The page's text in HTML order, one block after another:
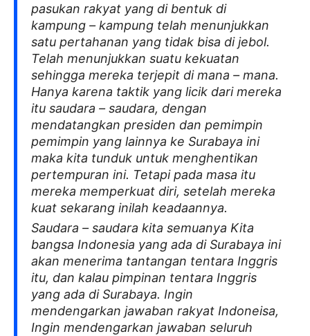
pasukan rakyat yang di bentuk di
kampung – kampung telah menunjukkan
satu pertahanan yang tidak bisa di jebol.
Telah menunjukkan suatu kekuatan
sehingga mereka terjepit di mana – mana.
Hanya karena taktik yang licik dari mereka
itu saudara – saudara, dengan
mendatangkan presiden dan pemimpin
pemimpin yang lainnya ke Surabaya ini
maka kita tunduk untuk menghentikan
pertempuran ini. Tetapi pada masa itu
mereka memperkuat diri, setelah mereka
kuat sekarang inilah keadaannya.
Saudara – saudara kita semuanya Kita
bangsa Indonesia yang ada di Surabaya ini
akan menerima tantangan tentara Inggris
itu, dan kalau pimpinan tentara Inggris
yang ada di Surabaya. Ingin
mendengarkan jawaban rakyat Indoneisa,
Ingin mendengarkan jawaban seluruh